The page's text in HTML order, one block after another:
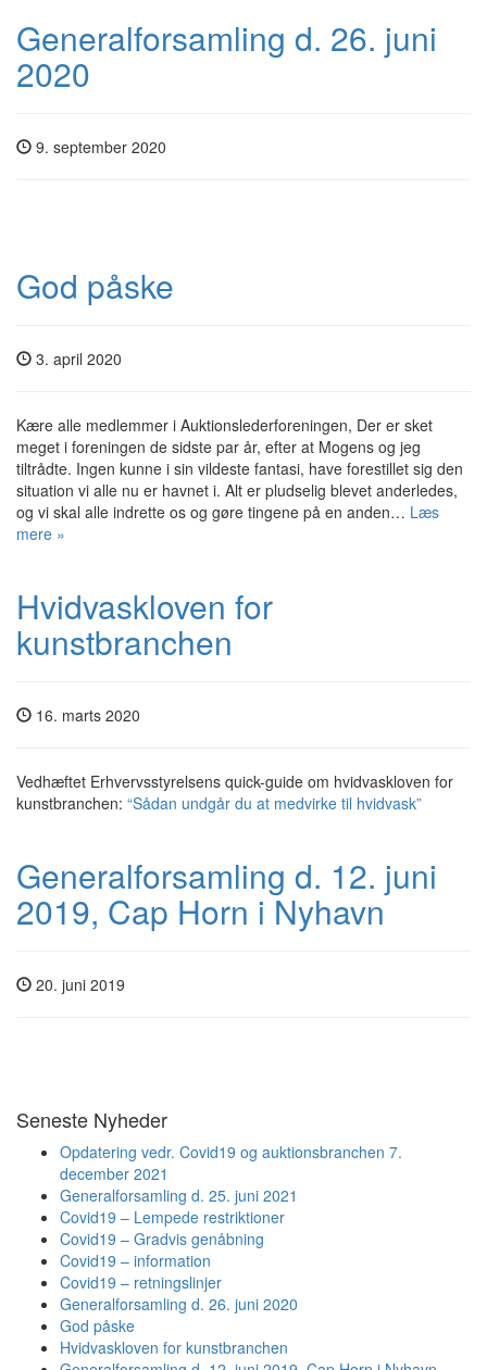
Generalforsamling d. 26. juni
2020
9. september 2020
God påske
3. april 2020
Kære alle medlemmer i Auktionslederforeningen, Der er sket
meget i foreningen de sidste par år, efter at Mogens og jeg
tiltrådte. Ingen kunne i sin vildeste fantasi, have forestillet sig den
situation vi alle nu er havnet i. Alt er pludselig blevet anderledes,
og vi skal alle indrette os og gøre tingene på en anden… Læs
mere »
Hvidvaskloven for
kunstbranchen
16. marts 2020
Vedhæftet Erhvervsstyrelsens quick-guide om hvidvaskloven for
kunstbranchen: “Sådan undgår du at medvirke til hvidvask”
Generalforsamling d. 12. juni
2019, Cap Horn i Nyhavn
20. juni 2019
Seneste Nyheder
Opdatering vedr. Covid19 og auktionsbranchen 7.
december 2021
Generalforsamling d. 25. juni 2021
Covid19 – Lempede restriktioner
Covid19 – Gradvis genåbning
Covid19 – information
Covid19 – retningslinjer
Generalforsamling d. 26. juni 2020
God påske
Hvidvaskloven for kunstbranchen